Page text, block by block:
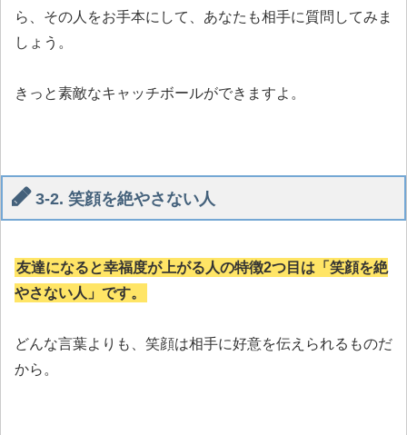
ら、その人をお手本にして、あなたも相手に質問してみま
しょう。
きっと素敵なキャッチボールができますよ。
3-2. 笑顔を絶やさない人
友達になると幸福度が上がる人の特徴2つ目は「笑顔を絶
やさない人」です。
どんな言葉よりも、笑顔は相手に好意を伝えられるものだ
から。